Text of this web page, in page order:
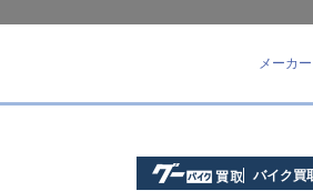
メーカ
バイク買